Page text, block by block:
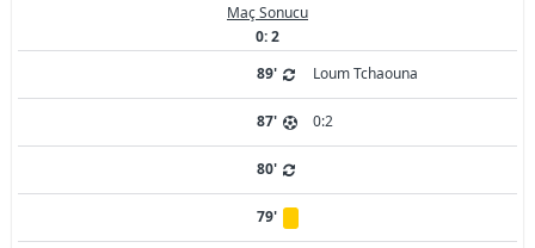
Maç Sonucu
0: 2
89'
Loum Tchaouna
87' 0:2
80'
79'